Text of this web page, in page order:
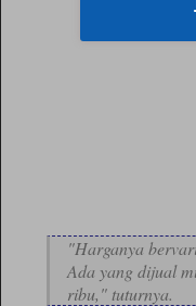
"Harganya
Ada yang dijual
ribu," tuturnya.